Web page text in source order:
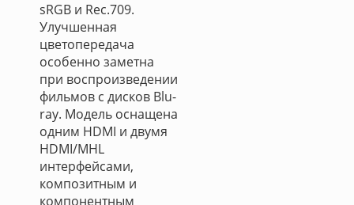
sRGB и Rec.709.
Улучшенная
цветопередача
особенно заметна
при воспроизведении
фильмов с дисков Blu-
ray. Модель оснащена
одним HDMI и двумя
HDMI/MHL
интерфейсами,
композитным и
компонентным